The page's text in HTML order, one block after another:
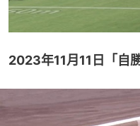
2023年11月11日「